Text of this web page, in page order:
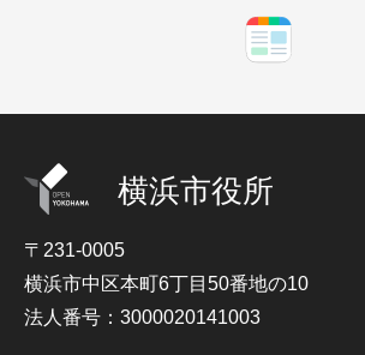
横浜市役所
〒231-0005
横浜市中区本町6丁目50番地の10
法人番号：3000020141003